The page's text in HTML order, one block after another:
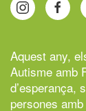
Aquest any,
Autisme amb
d’esperança,
persones